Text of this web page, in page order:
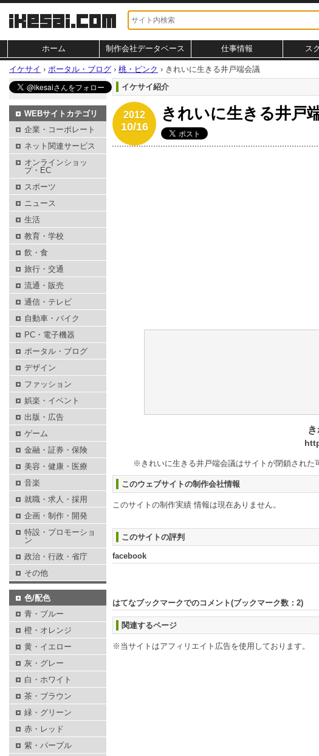
ホーム 制作会社データベース 仕事情報 ス
イケサイ › ポータル・ブログ › 桃・ピンク › きれいに生きる井戸端会議
イケサイ紹介
2012
10/16
きれいに生きる井戸
※きれいに生きる井戸端会議はサイトが閉鎖された
このウェブサイトの制作会社情報
このサイトの制作実績 情報は現在ありません。
このサイトの評判
facebook
はてなブックマークでのコメント(ブックマーク数： 2)
関連するページ
※当サイトはアフィリエイト広告を使用しております。
WEBサイトカテゴリ
企業・コーポレート
ネット関連サービス
オンラインショッ
プ・EC
スポーツ
ニュース
生活
教育・学校
飲・食
旅行・交通
流通・販売
通信・テレビ
自動車・バイク
PC・電子機器
ポータル・ブログ
デザイン
ファッション
娯楽・イベント
出版・広告
ゲーム
金融・証券・保険
美容・健康・医療
音楽
就職・求人・採用
企画・制作・開発
特設・プロモーショ
ン
政治・行政・省庁
その他
色/配色
青・ブルー
橙・オレンジ
黄・イエロー
灰・グレー
白・ホワイト
茶・ブラウン
緑・グリーン
赤・レッド
紫・パープル